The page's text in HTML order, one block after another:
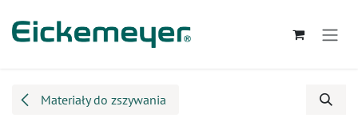
Materiały do zszywania